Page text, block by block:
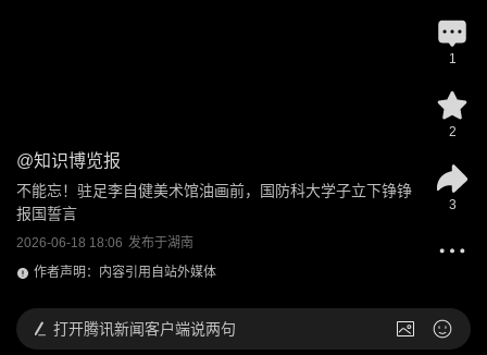
@知识博览报
不能忘！驻足李自健美术馆油画前，国防科大学子立下铮铮
报国誓言
2026-06-18 18:06 发布于湖南
作者声明：内容引用自站外媒体
1
2
3
打开腾讯新闻客户端说两句